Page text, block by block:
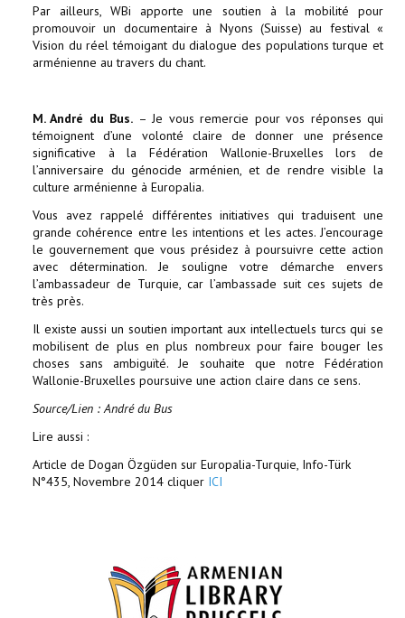
Par ailleurs, WBi apporte une soutien à la mobilité pour
promouvoir un documentaire à Nyons (Suisse) au festival «
Vision du réel témoigant du dialogue des populations turque et
arménienne au travers du chant.
M. André du Bus. – Je vous remercie pour vos réponses qui
témoignent d’une volonté claire de donner une présence
significative à la Fédération Wallonie-Bruxelles lors de
l’anniversaire du génocide arménien, et de rendre visible la
culture arménienne à Europalia.
Vous avez rappelé différentes initiatives qui traduisent une
grande cohérence entre les intentions et les actes. J’encourage
le gouvernement que vous présidez à poursuivre cette action
avec détermination. Je souligne votre démarche envers
l’ambassadeur de Turquie, car l’ambassade suit ces sujets de
très près.
Il existe aussi un soutien important aux intellectuels turcs qui se
mobilisent de plus en plus nombreux pour faire bouger les
choses sans ambiguïté. Je souhaite que notre Fédération
Wallonie-Bruxelles poursuive une action claire dans ce sens.
Source/Lien : André du Bus
Lire aussi :
Article de Dogan Özgüden sur Europalia-Turquie, Info-Türk
N°435, Novembre 2014 cliquer ICI